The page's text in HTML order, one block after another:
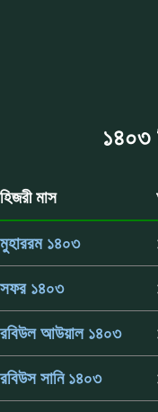
১৪০৩
হিজরী মাস
মুহাররম ১৪০৩
সফর ১৪০৩
রবিউল আউয়াল ১৪০৩
রবিউস সানি ১৪০৩